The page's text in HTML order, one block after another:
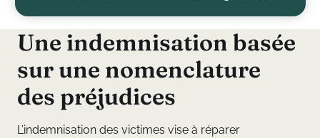
Une indemnisation basée
surune nomenclature
des préjudices
L’indemnisation des victimes vise à réparer